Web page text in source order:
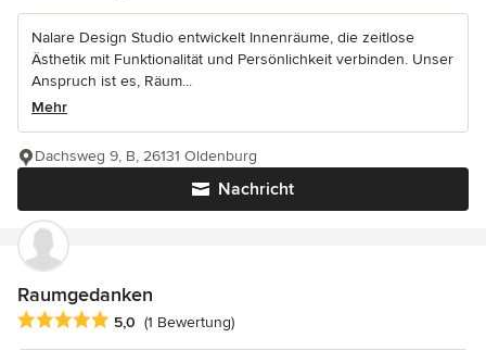
Nalare Design Studio entwickelt Innenräume, die zeitlose
Ästhetik mit Funktionalität und Persönlichkeit verbinden. Unser
Anspruch ist es, Räum...
Mehr
Nachricht
Dachsweg 9, B, 26131 Oldenburg
Raumgedanken
Durchschnittliche Bewertung: 5 von 5 Sternen
5,0 (1 Bewertung)